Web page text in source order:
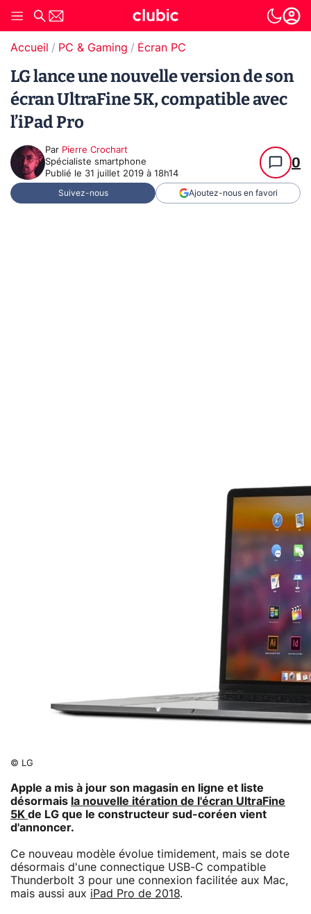
Accueil PC & Gaming Écran PC
LG lance une nouvelle version de son
écran UltraFine 5K, compatible avec
l’iPad Pro
Par Pierre Crochart
Spécialiste smartphone
Publié le 31 juillet 2019 à 18h14
0
Suivez-nous Ajoutez-nous en favori
© LG
Apple a mis à jour son magasin en ligne et liste
désormais la nouvelle itération de l'écran UltraFine
5K de LG que le constructeur sud-coréen vient
d'annoncer.
Ce nouveau modèle évolue timidement, mais se dote
désormais d'une connectique USB-C compatible
Thunderbolt 3 pour une connexion facilitée aux Mac,
mais aussi aux iPad Pro de 2018.